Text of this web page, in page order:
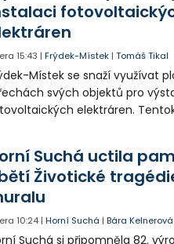
15:43 |Frýdek-Místek |Tomáš Tikal
Místek se snaží využívat
svých objektů pro
elektráren.
Suchá uctila
Životické
10:24 |Horní Suchá |Bára Kelnerová
Suchá si připomněla 82.